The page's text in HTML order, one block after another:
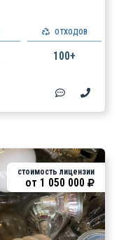
ОТХОДОВ
100+
стоимость лицензии
от 1 050 000